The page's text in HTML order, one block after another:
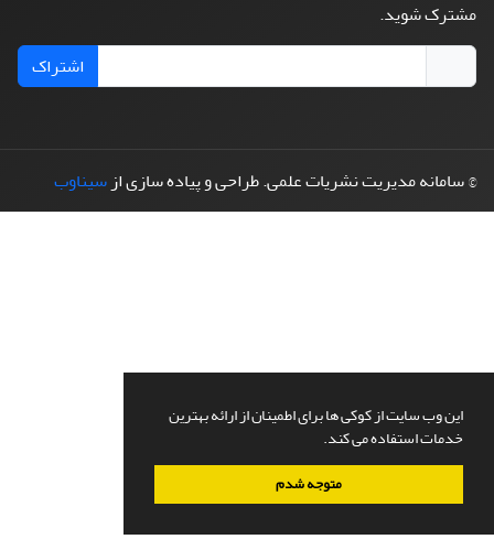
این وب سایت از کوکی ها برای اطمینان از ارائه بهترین
خدمات استفاده می کند.
متوجه شدم
مشترک شوید.
اشتراک
© سامانه مدیریت نشریات علمی.طراحی و پیاده سازی ازسیناوب